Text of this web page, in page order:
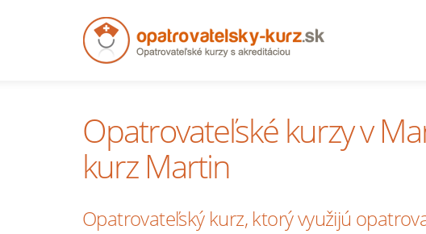
Opatrovateľské kurzy v
kurz Martin
Opatrovateľský kurz, ktorý využijú